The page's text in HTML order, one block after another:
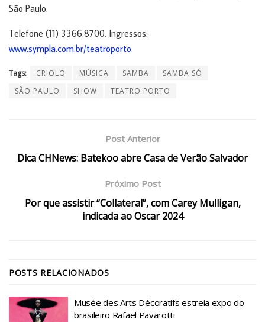
São Paulo.
Telefone (11) 3366.8700. Ingressos:
www.sympla.com.br/teatroporto.
Tags: CRIOLO MÚSICA SAMBA
SAMBA SÓ
SÃO PAULO
SHOW TEATRO PORTO
Post Anterior
Dica CHNews: Batekoo abre Casa de Verão Salvador
Próximo Post
Por que assistir “Collateral”, com Carey Mulligan,
indicada ao Oscar 2024
POSTS RELACIONADOS
Musée des Arts Décoratifs estreia expo do
brasileiro Rafael Pavarotti